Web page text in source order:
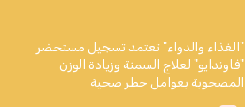
"الغذاء والدواء" تعتمد تسجيل مستحضر
"فاوندايو" لعلاج السمنة وزيادة الوزن
المصحوبة بعوامل خطر صحية